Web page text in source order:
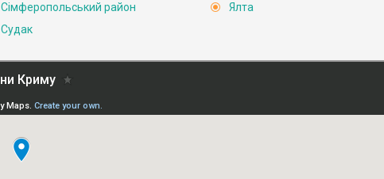
Сімферопольський район
Судак
Ялта